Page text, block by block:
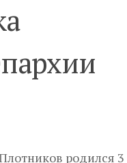
родился 3